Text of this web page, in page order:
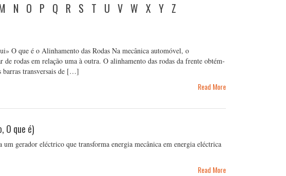
N O P Q R S T U V W X Y Z
O que é o Alinhamento das Rodas Na mecânica automóvel, o
de rodas em relação uma à outra. O alinhamento das rodas da frente obtém-
barras transversais de […]
Read More
O que é)
gerador eléctrico que transforma energia mecânica em energia eléctrica
Read More